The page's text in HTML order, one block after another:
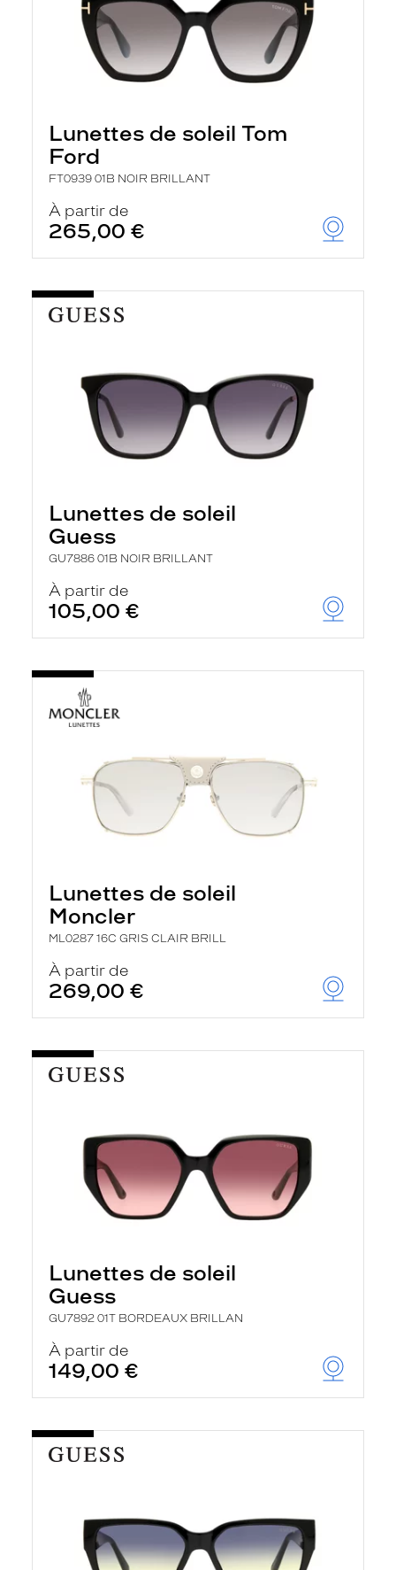
Lunettes de soleil Tom
Ford
FT0939 01B NOIR BRILLANT
À partir de
265,00 €
Lunettes de soleil
Guess
GU7886 01B NOIR BRILLANT
À partir de
105,00 €
Lunettes de soleil
Moncler
ML0287 16C GRIS CLAIR BRILL
À partir de
269,00 €
Lunettes de soleil
Guess
GU7892 01T BORDEAUX BRILLAN
À partir de
149,00 €